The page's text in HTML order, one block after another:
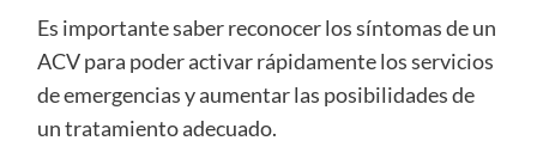
Es importante saber reconocer los síntomas de un
ACV para poder activar rápidamente los servicios
de emergencias y aumentar las posibilidades de
un tratamiento adecuado.